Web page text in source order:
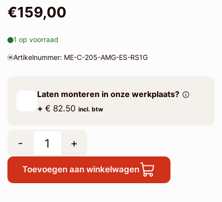
€159,00
1 op voorraad
Artikelnummer: ME-C-205-AMG-ES-RS1G
Laten monteren in onze werkplaats?
+ € 82.50 incl. btw
- +
Toevoegen aan winkelwagen